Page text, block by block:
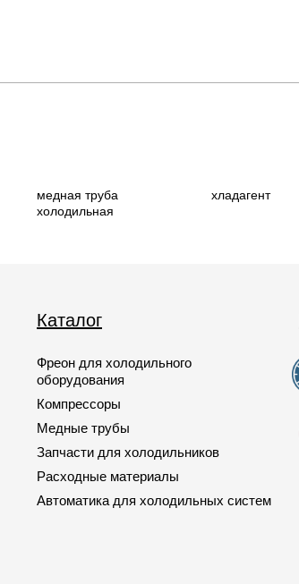
медная труба
холодильная
хладагент
Каталог
Фреон для холодильного
оборудования
Компрессоры
Медные трубы
Запчасти для холодильников
Расходные материалы
Автоматика для холодильных систем